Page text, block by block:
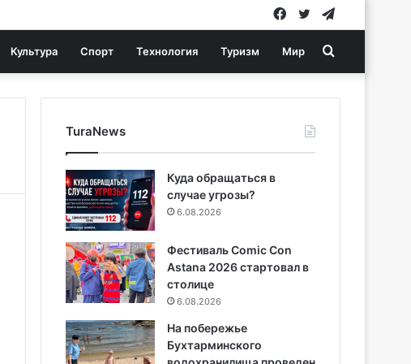
Twitter
Facebook
Культура Спорт Технология Туризм Мир Search
for
TuraNews
Куда обращаться в
случае угрозы?
6.08.2026
Фестиваль Comic Con
Astana 2026 стартовал в
столице
6.08.2026
На побережье
Бухтарминского